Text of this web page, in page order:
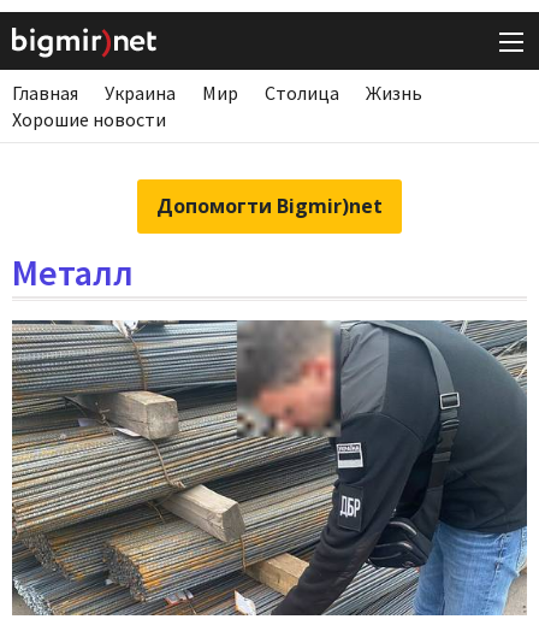
Главная Украина Мир Столица
Жизнь
Хорошие новости
Допомогти Bigmir)net
Металл